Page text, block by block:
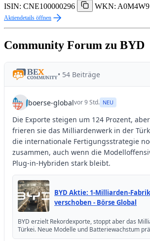
ISIN: CNE100000296
WKN: A0M4W9
Aktiendetails öffnen
Community Forum zu BYD